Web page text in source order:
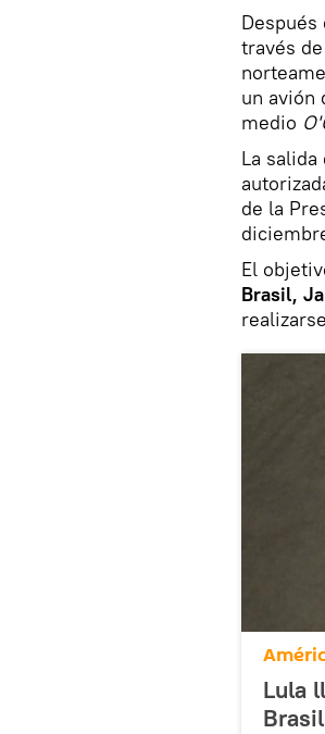
través
un avión
medio
La
de la
El
Brasil,
Lula